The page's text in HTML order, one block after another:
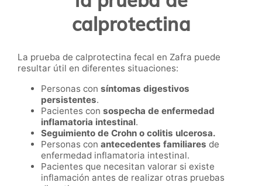
calprotectina
La prueba de calprotectina fecal en Zafra puede
resultar útil en diferentes situaciones:
Personas con síntomas digestivos
persistentes.
Pacientes con sospecha de enfermedad
inflamatoria intestinal.
Seguimiento de Crohn o colitis ulcerosa.
Personas con antecedentes familiares de
enfermedad inflamatoria intestinal.
Pacientes que necesitan valorar si existe
inflamación antes de realizar otras pruebas